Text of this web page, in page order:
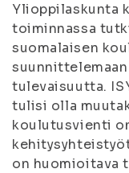
Ylioppilaskunta
toiminnassa
suomalaisen
tulevaisuutta.
tulisi olla
koulutusvienti
on huomioitava